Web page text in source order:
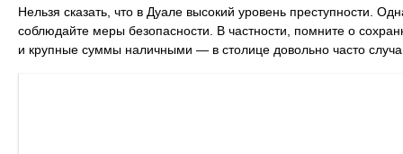
Нельзя сказать, что в Дуале высокий уровень преступности.
соблюдайте меры безопасности. В частности, помните о
и крупные суммы наличными — в столице довольно часто